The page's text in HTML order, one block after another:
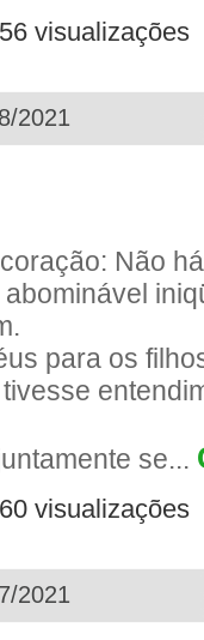
visualizações
2021
Não
para os
se...
visualizações
2021